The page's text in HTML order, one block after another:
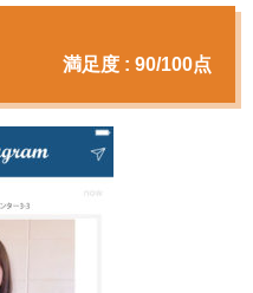
満足度 : 90/100点